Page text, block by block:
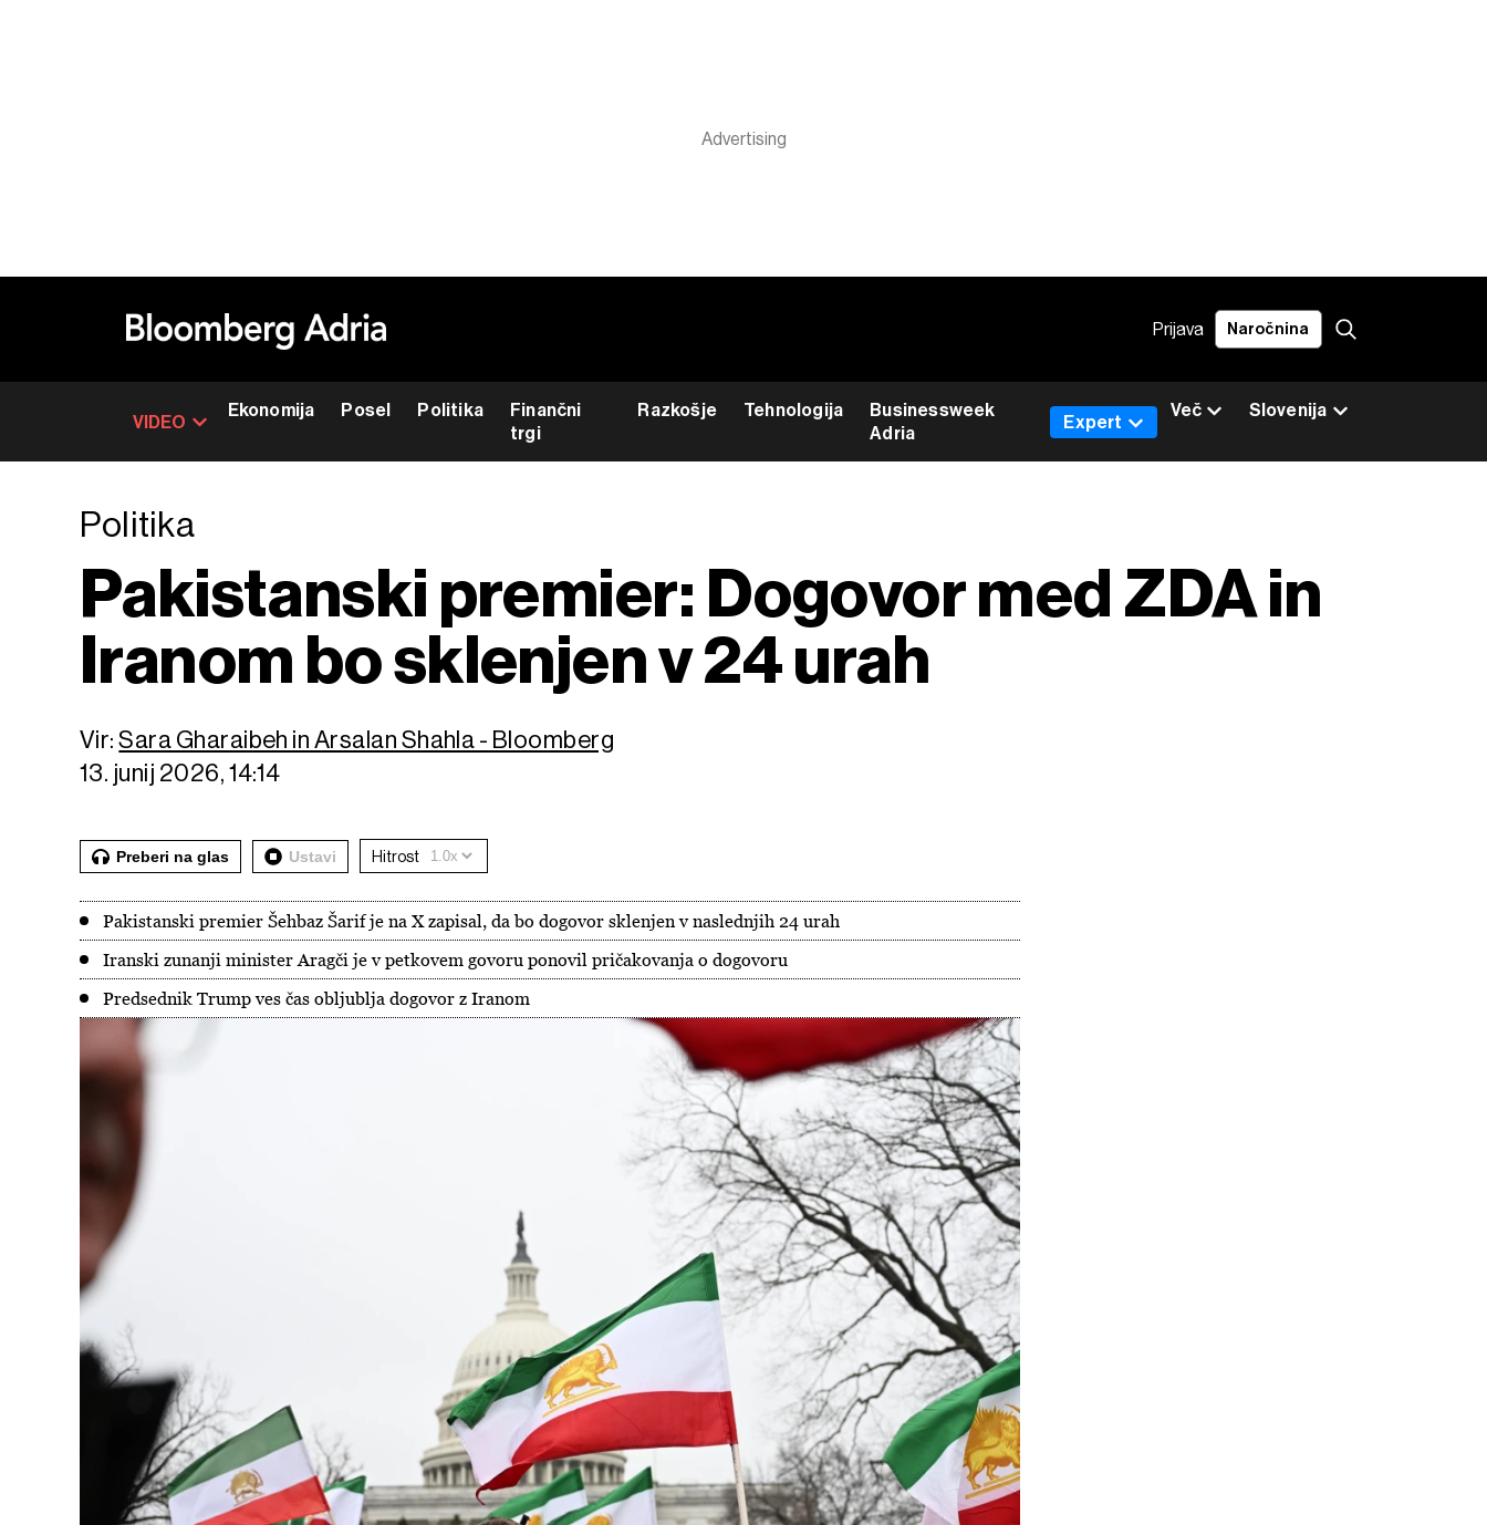
Prijava Naročnina
VIDEO
Ekonomija Posel Politika
Finančni
trgi
Razkošje Tehnologija
Businessweek
Adria
Slovenija
Expert
Več
Politika
Pakistanski premier: Dogovor med ZDA in
Iranom bo sklenjen v 24 urah
Vir:Sara Gharaibeh in Arsalan Shahla - Bloomberg
13. junij 2026, 14:14
Preberi na glas Ustavi Hitrost
Pakistanski premier Šehbaz Šarif je na X zapisal, da bo dogovor sklenjen v naslednjih 24 urah
Iranski zunanji minister Aragči je v petkovem govoru ponovil pričakovanja o dogovoru
Predsednik Trump ves čas obljublja dogovor z Iranom